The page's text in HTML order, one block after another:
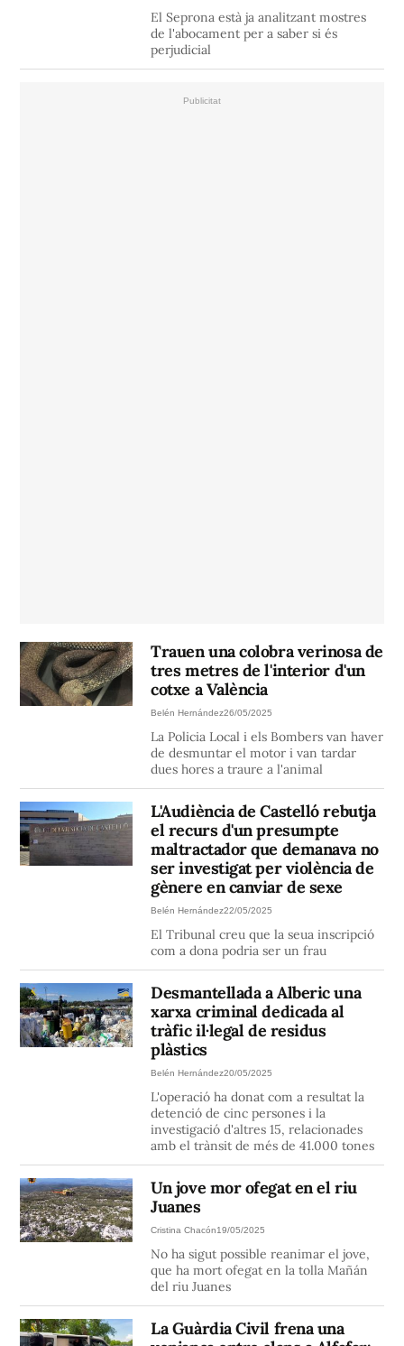
El Seprona està ja analitzant mostres
de l'abocament per a saber si és
perjudicial
Trauen una colobra verinosa de
tres metres de l'interior d'un
cotxe a València
Belén Hernández26/05/2025
La Policia Local i els Bombers van haver
de desmuntar el motor i van tardar
dues hores a traure a l'animal
L'Audiència de Castelló rebutja
el recurs d'un presumpte
maltractador que demanava no
ser investigat per violència de
gènere en canviar de sexe
Belén Hernández22/05/2025
El Tribunal creu que la seua inscripció
com a dona podria ser un frau
Desmantellada a Alberic una
xarxa criminal dedicada al
tràfic il·legal de residus
plàstics
Belén Hernández20/05/2025
L'operació ha donat com a resultat la
detenció de cinc persones i la
investigació d'altres 15, relacionades
amb el trànsit de més de 41.000 tones
Un jove mor ofegat en el riu
Juanes
Cristina Chacón19/05/2025
No ha sigut possible reanimar el jove,
que ha mort ofegat en la tolla Mañán
del riu Juanes
La Guàrdia Civil frena una